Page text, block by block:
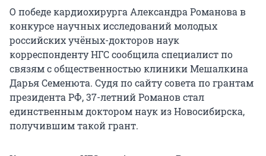
О победе кардиохирурга Александра Романова в
конкурсе научных исследований молодых
российских учёных-докторов наук
корреспонденту НГС сообщила специалист по
связям с общественностью клиники Мешалкина
Дарья Семенюта. Судя по сайту совета по грантам
президента РФ, 37-летний Романов стал
единственным доктором наук из Новосибирска,
получившим такой грант.